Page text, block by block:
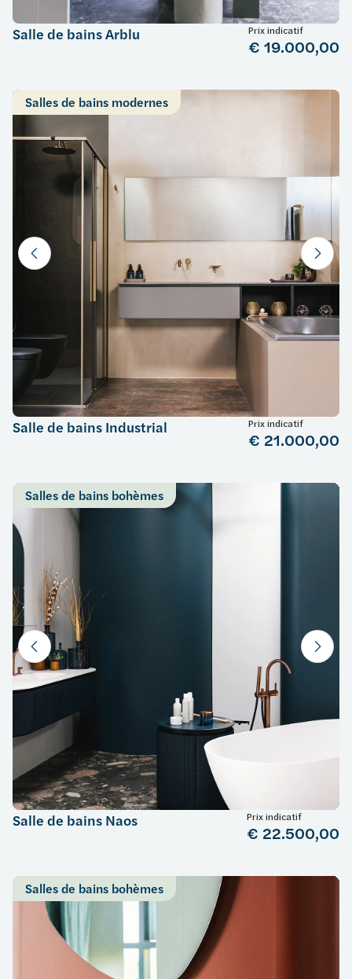
Salle de bains Arblu Prix indicatif
€ 19.000,00
Salles de bains modernes
Salle de bains Industrial Prix indicatif
€ 21.000,00
Salles de bains bohèmes
Salle de bains Naos Prix indicatif
€ 22.500,00
Salles de bains bohèmes